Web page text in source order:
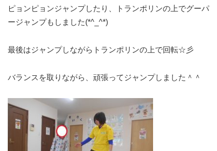
ピョンピョンジャンプしたり、トランポリンの上でグーパ
ージャンプもしました(*^_^*)
最後はジャンプしながらトランポリンの上で回転☆彡
バランスを取りながら、頑張ってジャンプしました＾＾